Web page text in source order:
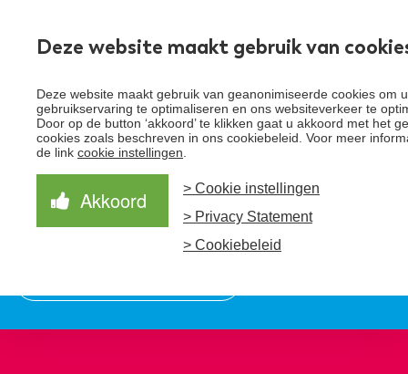
Deze website maakt gebruik van
Deze website maakt gebruik van geanonimiseerde cookies om
gebruikservaring te optimaliseren en ons websiteverkeer te
Door op de button ‘akkoord’ te klikken gaat u akkoord met het
cookies zoals beschreven in ons cookiebeleid. Voor meer
de link cookie instellingen
Akkoord
> Cookie instellingen
> Privacy Statement
> Cookiebeleid
Toggle
menu
Over Santeon
Waardegedreven zorg
aanpak
Samen Beter
Contact
Schrijf je in voor de nieuwsbrief
Schrijf je in voor onze nieuwsbrief en ontvang het
laatste nieuws!